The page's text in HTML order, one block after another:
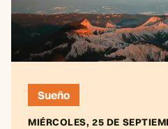
Sueño
MIÉRCOLES, 25 DE